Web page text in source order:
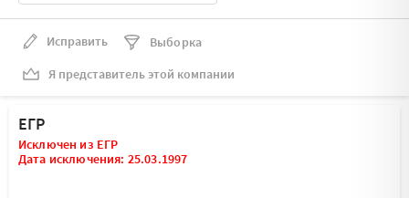
Исправить
Выборка
Я представитель этой компании
ЕГР
Исключен из ЕГР
Дата исключения: 25.03.1997